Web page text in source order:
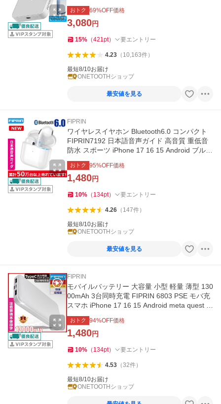
fiprin 7508
おトク 69%OFF価格
3,080円
15% （421pt） 要エントリー
4.23（ 10,163件）
最短8/10お届け
ONETOOTHショップ
最安値を見る
FIPRIN
ワイヤレスイヤホン Bluetooth6.0 コンパクト
FIPRIN7192 日本語音声ガイド 高音質 重低音
防水 スポーツ iPhone 17 16 15 Android ブルー
トゥース
おトク 95%OFF価格
1,480円
10% （ 134pt） 要エントリー
4.26（ 147件）
最短8/10お届け
ONETOOTHショップ
最安値を見る
FIPRIN
モバイルバッテリー 大容量 小型 軽量 薄型 130
00mAh 3台同時充電 FIPRIN 6803 PSE モバ充
スマホ iPhone 17 16 15 Android meta quest ポ
イント利用 タイプc
おトク 94%OFF価格
1,480円
10% （ 134pt） 要エントリー
4.53（32件）
最短8/10お届け
ONETOOTHショップ